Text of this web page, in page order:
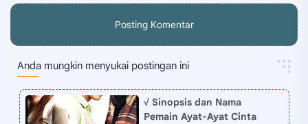
Posting Komentar
Anda mungkin menyukai postingan ini
√ Sinopsis dan Nama
Pemain Ayat-Ayat Cinta